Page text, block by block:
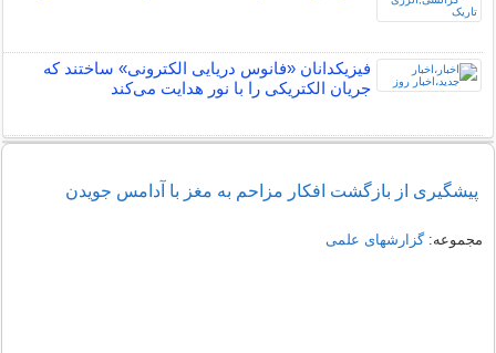
فیزیکدانان «فانوس دریایی الکترونی» ساختند که
جریان الکتریکی را با نور هدایت می‌کند
پیشگیری از بازگشت افکار مزاحم به مغز با آدامس جویدن
مجموعه:گزارشهای علمی